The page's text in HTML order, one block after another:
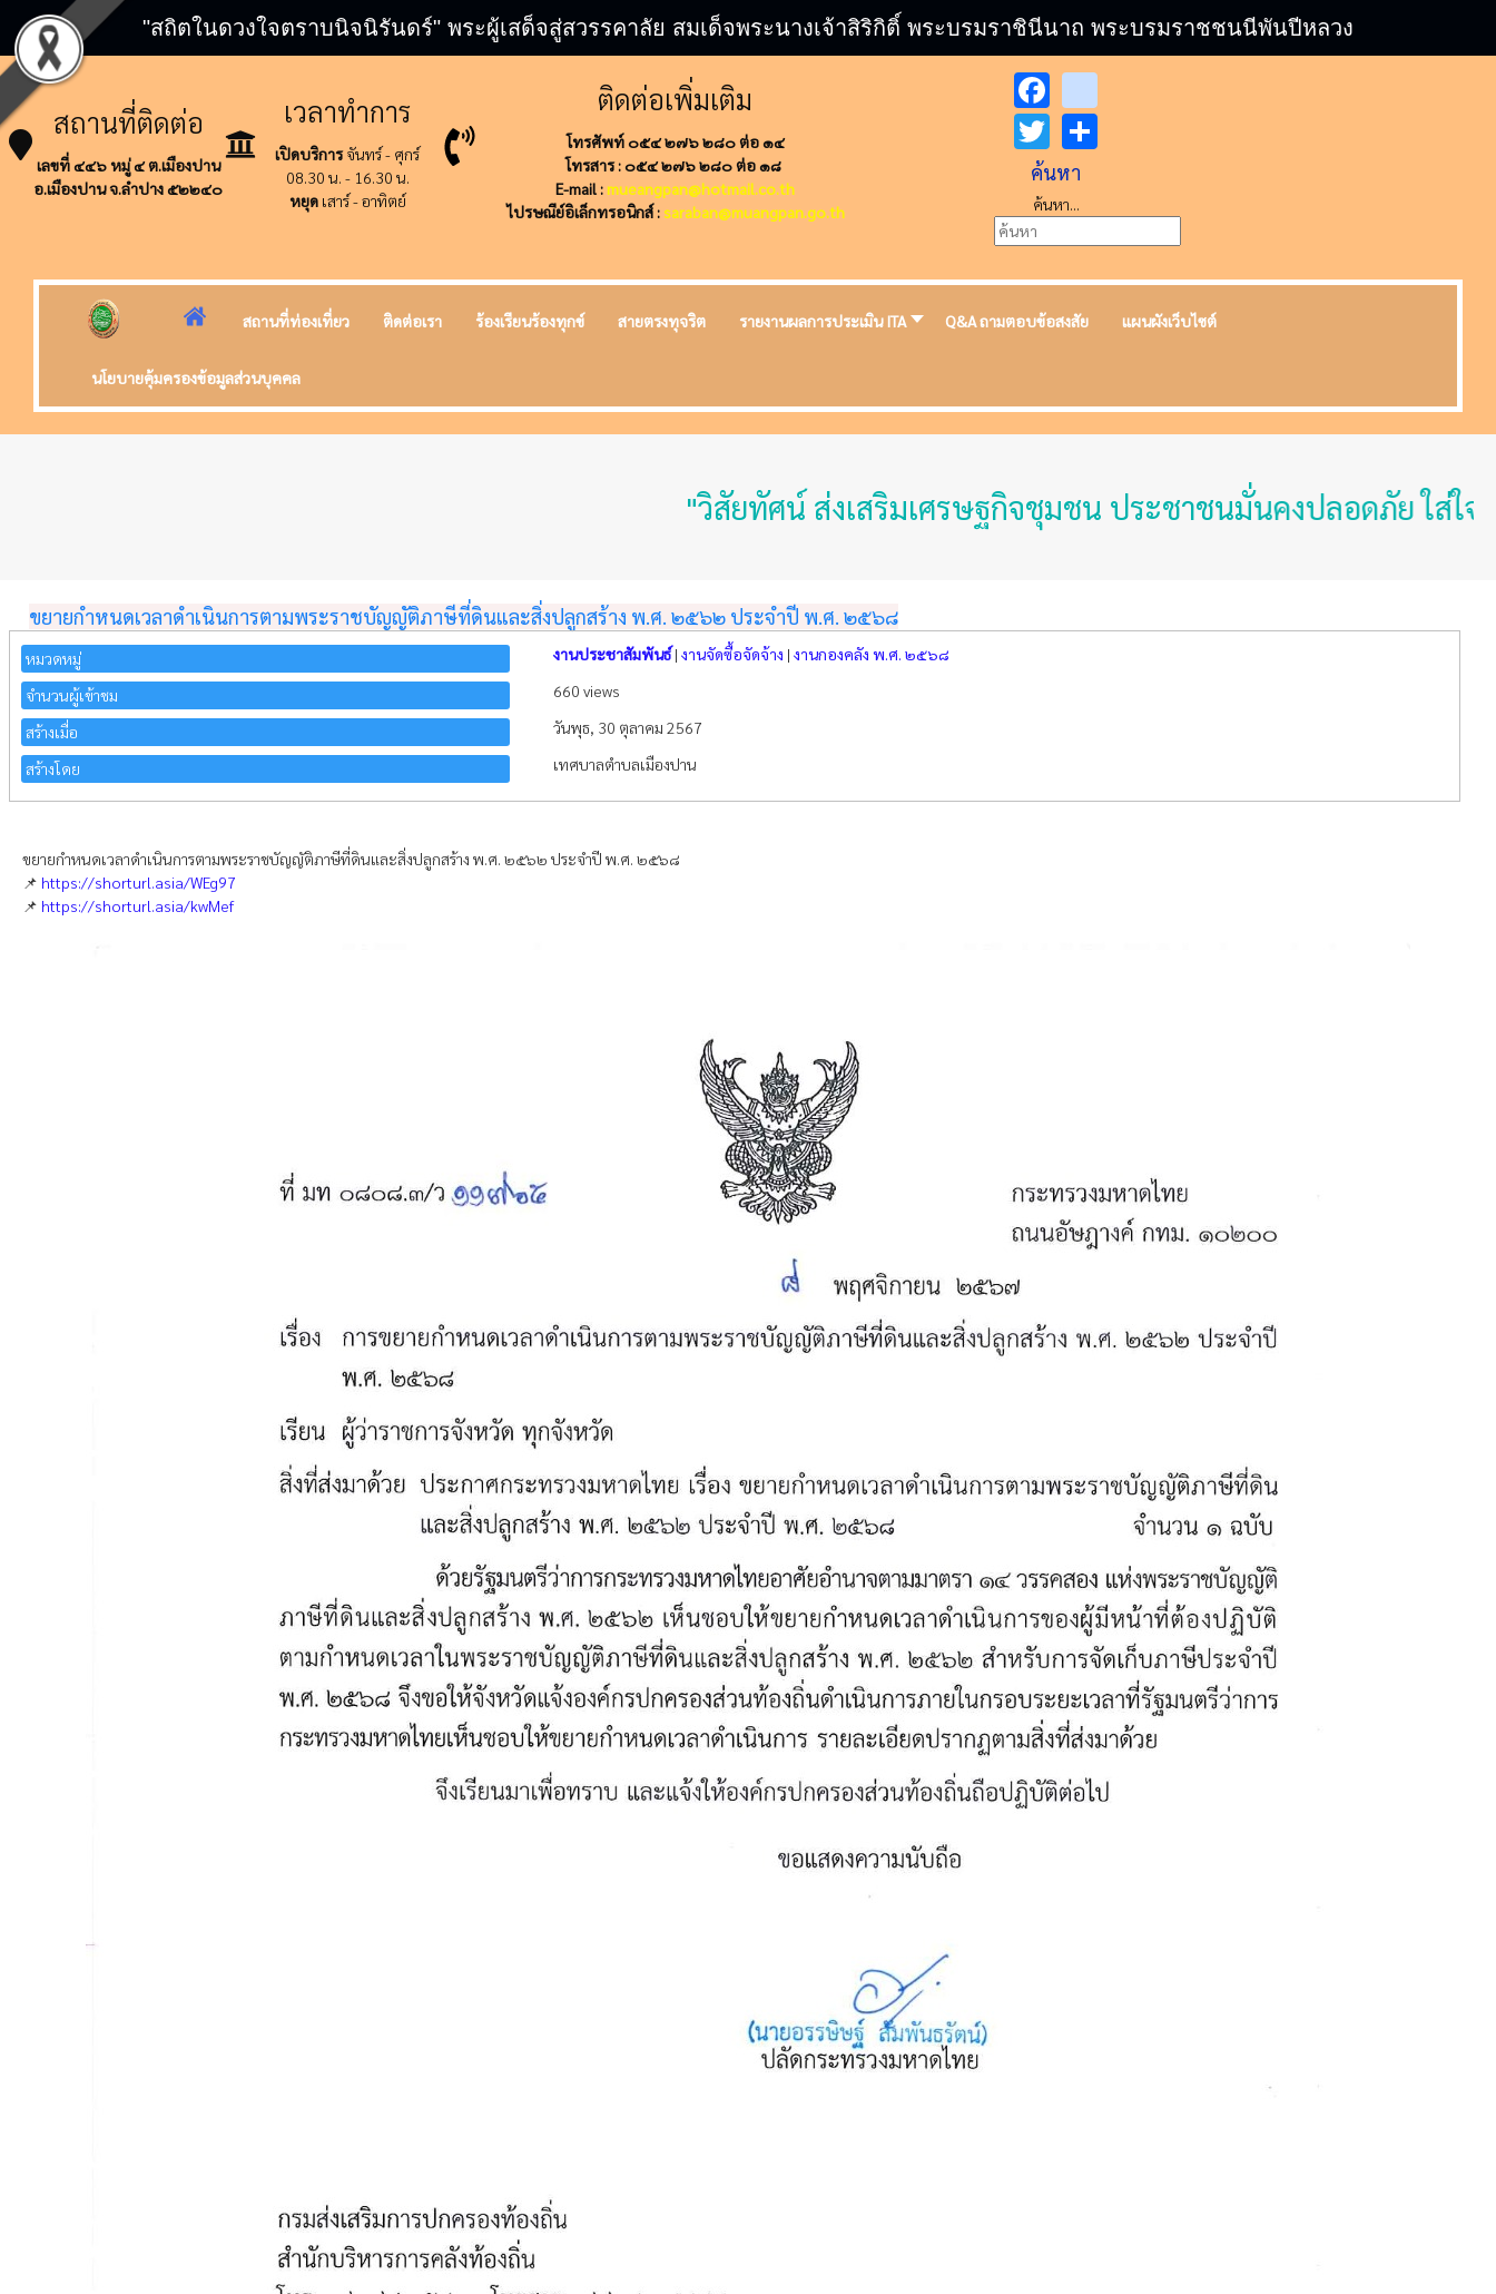
"สถิตในดวงใจตราบนิจนิรันดร์" พระผู้เสด็จสู่สวรรคาลัย สมเด็จพระนางเจ้าสิริกิติ์ พระบรมราชินีนาถ พระบรมราชชนนีพันปีหลวง
สถานที่ติดต่อ
เลขที่ ๔๔๖ หมู่ ๔ ต.เมืองปาน
อ.เมืองปาน จ.ลำปาง ๕๒๒๔๐
เวลาทำการ
เปิดบริการจันทร์ - ศุกร์
08.30 น. - 16.30 น.
หยุดเสาร์ - อาทิตย์
ติดต่อเพิ่มเติม
โทรศัพท์ ๐๕๔ ๒๗๖ ๒๘๐ ต่อ ๑๔
โทรสาร : ๐๕๔ ๒๗๖ ๒๘๐ ต่อ ๑๘
E-mail :mueangpan@hotmail.co.th
ไปรษณีย์อิเล็กทรอนิกส์ : saraban@muangpan.go.th
Facebook
Twitter
ค้นหา
ค้นหา...
สถานที่ท่องเที่ยว ติดต่อเรา ร้องเรียนร้องทุกข์ สายตรงทุจริต รายงานผลการประเมิน ITA Q&A ถามตอบข้อสงสัย แผนผังเว็บไซต์
นโยบายคุ้มครองข้อมูลส่วนบุคคล
"วิสัยทัศน์ ส่งเสริมเศรษฐกิจชุมชน ประชาชนมั่นคงปลอดภัย ใส่ใจสุขภา
ขยายกำหนดเวลาดำเนินการตามพระราชบัญญัติภาษีที่ดินและสิ่งปลูกสร้าง พ.ศ. ๒๕๖๒ ประจำปี พ.ศ. ๒๕๖๘
หมวดหมู่ งานประชาสัมพันธ์|งานจัดซื้อจัดจ้าง |งานกองคลัง พ.ศ. ๒๕๖๘
จำนวนผู้เข้าชม 660 views
สร้างเมื่อ วันพุธ, 30 ตุลาคม 2567
สร้างโดย เทศบาลตำบลเมืองปาน
ขยายกำหนดเวลาดำเนินการตามพระราชบัญญัติภาษีที่ดินและสิ่งปลูกสร้าง พ.ศ. ๒๕๖๒ ประจำปี พ.ศ. ๒๕๖๘
📌 https://shorturl.asia/WEg97
📌 https://shorturl.asia/kwMef